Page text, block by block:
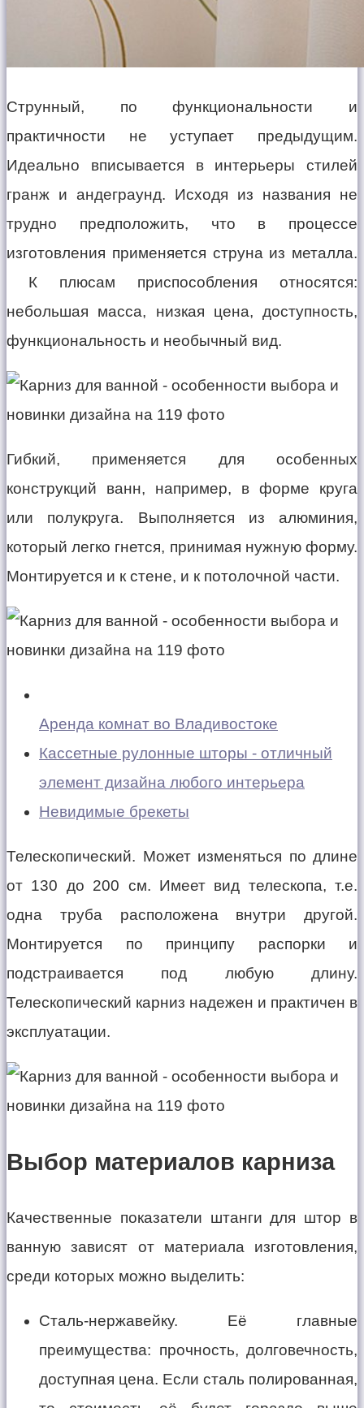
Струнный, по функциональности и
практичности не уступает предыдущим.
Идеально вписывается в интерьеры стилей
гранж и андеграунд. Исходя из названия не
трудно предположить, что в процессе
изготовления применяется струна из металла.
К плюсам приспособления относятся:
небольшая масса, низкая цена, доступность,
функциональность и необычный вид.
Гибкий, применяется для особенных
конструкций ванн, например, в форме круга
или полукруга. Выполняется из алюминия,
который легко гнется, принимая нужную форму.
Монтируется и к стене, и к потолочной части.
Аренда комнат во Владивостоке
Кассетные рулонные шторы - отличный
элемент дизайна любого интерьера
Невидимые брекеты
Телескопический. Может изменяться по длине
от 130 до 200 см. Имеет вид телескопа, т.е.
одна труба расположена внутри другой.
Монтируется по принципу распорки и
подстраивается под любую длину.
Телескопический карниз надежен и практичен в
эксплуатации.
Выбор материалов карниза
Качественные показатели штанги для штор в
ванную зависят от материала изготовления,
среди которых можно выделить:
Сталь-нержавейку. Её главные
преимущества: прочность, долговечность,
доступная цена. Если сталь полированная,